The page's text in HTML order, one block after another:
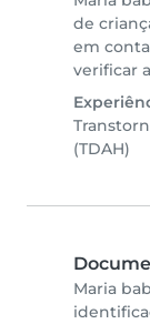
de
em
verificar
(TDAH)
Maria